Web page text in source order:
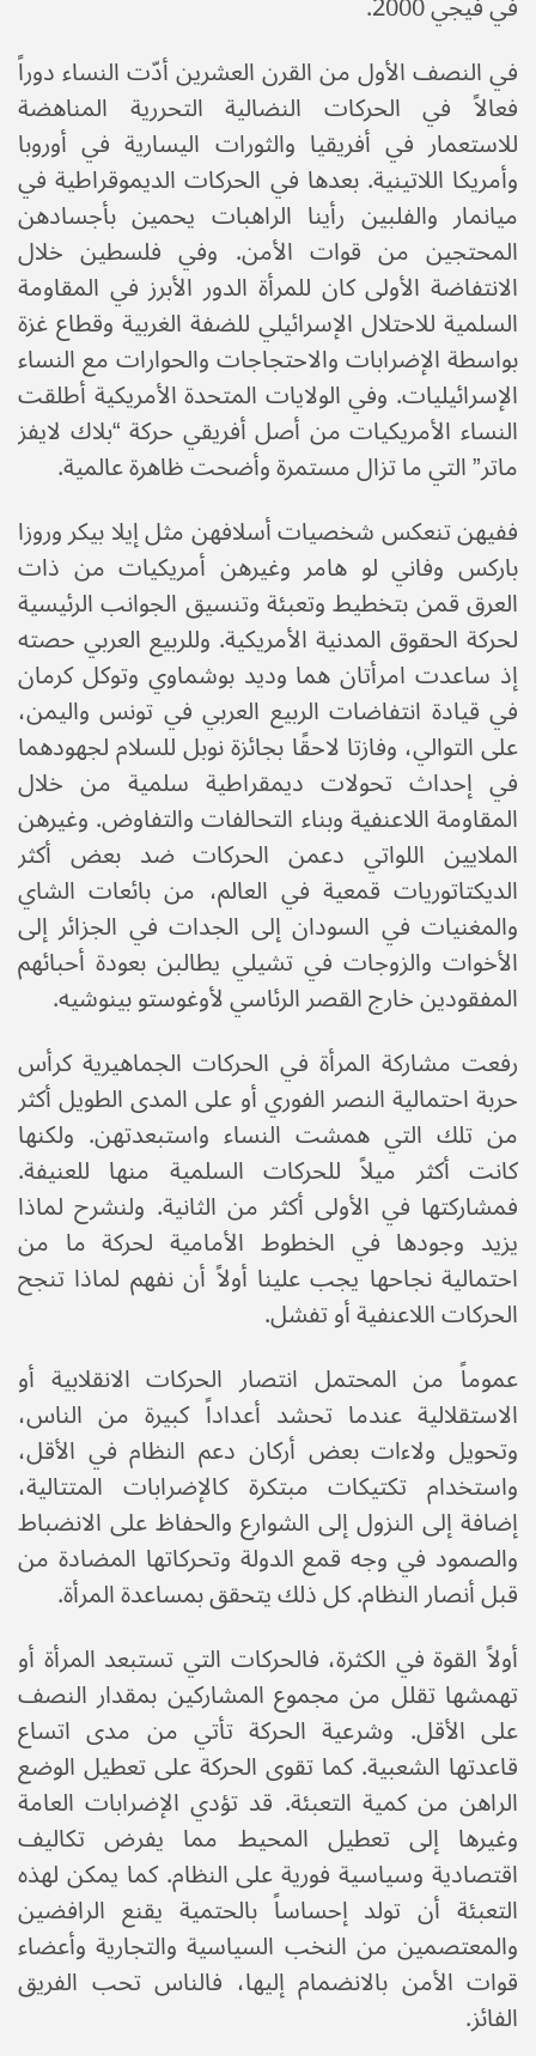
في النصف الأول من القرن العشرين أدّت النساء دوراً
فعالاً في الحركات النضالية التحررية المناهضة
للاستعمار في أفريقيا والثورات اليسارية في أوروبا
وأمريكا اللاتينية. بعدها في الحركات الديموقراطية في
ميانمار والفلبين رأينا الراهبات يحمين بأجسادهن
المحتجين من قوات الأمن. وفي فلسطين خلال
الانتفاضة الأولى كان للمرأة الدور الأبرز في المقاومة
السلمية للاحتلال الإسرائيلي للضفة الغربية وقطاع غزة
بواسطة الإضرابات والاحتجاجات والحوارات مع النساء
الإسرائيليات. وفي الولايات المتحدة الأمريكية أطلقت
النساء الأمريكيات من أصل أفريقي حركة “بلاك لايفز
ماتر” التي ما تزال مستمرة وأضحت ظاهرة عالمية.
ففيهن تنعكس شخصيات أسلافهن مثل إيلا بيكر وروزا
باركس وفاني لو هامر وغيرهن أمريكيات من ذات
العرق قمن بتخطيط وتعبئة وتنسيق الجوانب الرئيسية
لحركة الحقوق المدنية الأمريكية. وللربيع العربي حصته
إذ ساعدت امرأتان هما وديد بوشماوي وتوكل كرمان
في قيادة انتفاضات الربيع العربي في تونس واليمن،
على التوالي، وفازتا لاحقًا بجائزة نوبل للسلام لجهودهما
في إحداث تحولات ديمقراطية سلمية من خلال
المقاومة اللاعنفية وبناء التحالفات والتفاوض. وغيرهن
الملايين اللواتي دعمن الحركات ضد بعض أكثر
الديكتاتوريات قمعية في العالم، من بائعات الشاي
والمغنيات في السودان إلى الجدات في الجزائر إلى
الأخوات والزوجات في تشيلي يطالبن بعودة أحبائهم
المفقودين خارج القصر الرئاسي لأوغوستو بينوشيه.
رفعت مشاركة المرأة في الحركات الجماهيرية كرأس
حربة احتمالية النصر الفوري أو على المدى الطويل أكثر
من تلك التي همشت النساء واستبعدتهن. ولكنها
كانت أكثر ميلاً للحركات السلمية منها للعنيفة.
فمشاركتها في الأولى أكثر من الثانية. ولنشرح لماذا
يزيد وجودها في الخطوط الأمامية لحركة ما من
احتمالية نجاحها يجب علينا أولاً أن نفهم لماذا تنجح
الحركات اللاعنفية أو تفشل.
عموماً من المحتمل انتصار الحركات الانقلابية أو
الاستقلالية عندما تحشد أعداداً كبيرة من الناس،
وتحويل ولاءات بعض أركان دعم النظام في الأقل،
واستخدام تكتيكات مبتكرة كالإضرابات المتتالية،
إضافة إلى النزول إلى الشوارع والحفاظ على الانضباط
والصمود في وجه قمع الدولة وتحركاتها المضادة من
قبل أنصار النظام. كل ذلك يتحقق بمساعدة المرأة.
أولاً القوة في الكثرة، فالحركات التي تستبعد المرأة أو
تهمشها تقلل من مجموع المشاركين بمقدار النصف
على الأقل. وشرعية الحركة تأتي من مدى اتساع
قاعدتها الشعبية. كما تقوى الحركة على تعطيل الوضع
الراهن من كمية التعبئة. قد تؤدي الإضرابات العامة
وغيرها إلى تعطيل المحيط مما يفرض تكاليف
اقتصادية وسياسية فورية على النظام. كما يمكن لهذه
التعبئة أن تولد إحساساً بالحتمية يقنع الرافضين
والمعتصمين من النخب السياسية والتجارية وأعضاء
قوات الأمن بالانضمام إليها، فالناس تحب الفريق
الفائز.